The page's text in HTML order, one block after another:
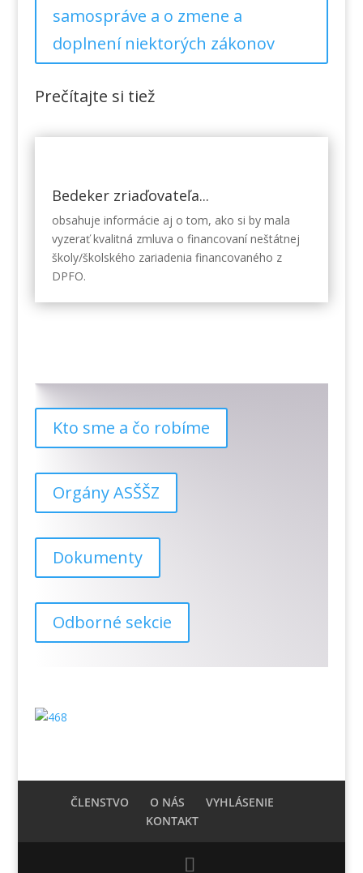
samospráve a o zmene a
doplnení niektorých zákonov
Prečítajte si tiež
Bedeker zriaďovateľa...
obsahuje informácie aj o tom, ako si by mala
vyzerať kvalitná zmluva o financovaní neštátnej
školy/školského zariadenia financovaného z
DPFO.
Kto sme a čo robíme
Orgány ASŠŠZ
Dokumenty
Odborné sekcie
ČLENSTVO O NÁS
VYHLÁSENIE
KONTAKT